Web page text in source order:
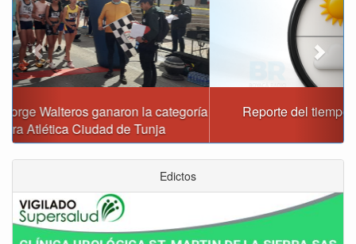
Reporte del tiempo en Boyacá para el domingo
Edictos